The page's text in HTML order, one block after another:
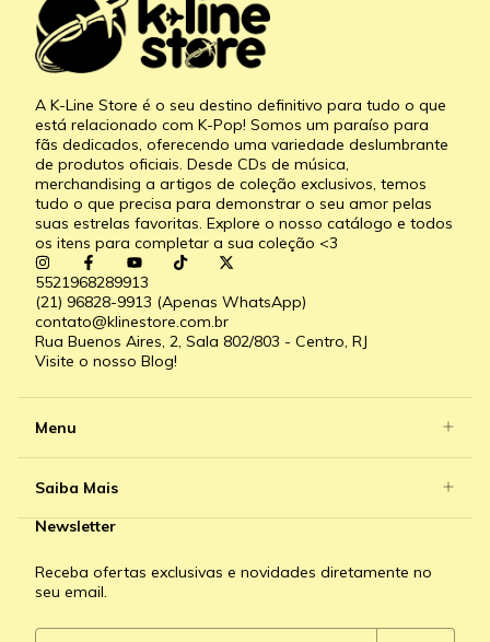
A K-Line Store é o seu destino definitivo para tudo o que
está relacionado com K-Pop! Somos um paraíso para
fãs dedicados, oferecendo uma variedade deslumbrante
de produtos oficiais. Desde CDs de música,
merchandising a artigos de coleção exclusivos, temos
tudo o que precisa para demonstrar o seu amor pelas
suas estrelas favoritas. Explore o nosso catálogo e todos
os itens para completar a sua coleção <3
5521968289913
(21) 96828-9913 (Apenas WhatsApp)
contato@klinestore.com.br
Rua Buenos Aires, 2, Sala 802/803 - Centro, RJ
Visite o nosso Blog!
Menu
Saiba Mais
Newsletter
Receba ofertas exclusivas e novidades diretamente no
seu email.